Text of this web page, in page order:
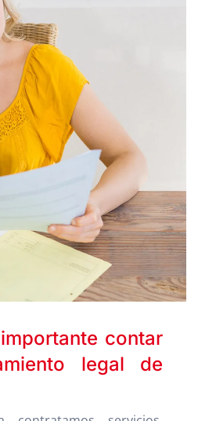
contar
legal de